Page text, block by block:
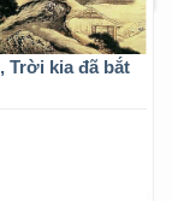
Trời kia đã bắt